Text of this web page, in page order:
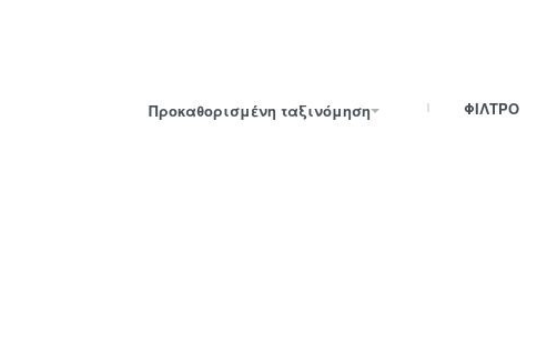
Προκαθορισμένη ταξινόμηση ΦΙΛΤΡΟ